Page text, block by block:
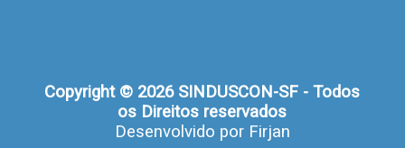
Copyright © 2026 SINDUSCON-SF - Todos
os Direitos reservados
Desenvolvido por Firjan